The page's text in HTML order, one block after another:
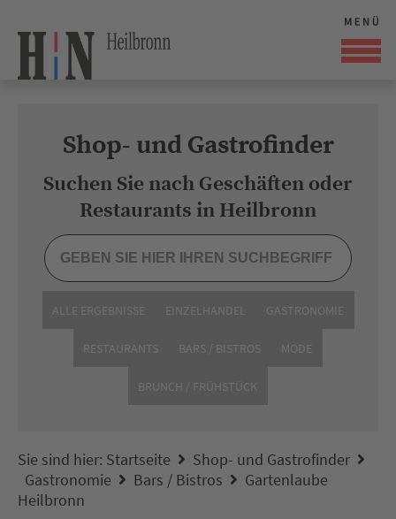
Shop- und Gastrofinder
Suchen Sie nach Geschäften oder
Restaurants in Heilbronn
ALLE ERGEBNISSE EINZELHANDEL GASTRONOMIE
RESTAURANTS BARS / BISTROS MODE
BRUNCH / FRÜHSTÜCK
Sie sind hier: Startseite
Shop- und Gastrofinder
Gastronomie
Bars / Bistros
Gartenlaube
Heilbronn